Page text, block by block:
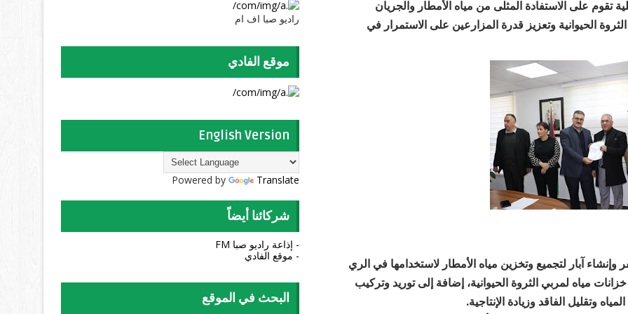
تقوم على الاستفادة المثلى من مياه الأمطار والجريان
الحيوانية وتعزيز قدرة المزارعين على الاستمرار في
آبار لتجميع وتخزين مياه الأمطار لاستخدامها في الري
مياه لمربي الثروة الحيوانية، إضافة إلى توريد وتركيب
وتقليل الفاقد وزيادة الإنتاجية.
راديو صبا اف ام
موقع الفادي
English Version
Powered by Translate
شركائنا أيضاً
- إذاعة راديو صبا FM
- موقع الفادي
البحث في الموقع